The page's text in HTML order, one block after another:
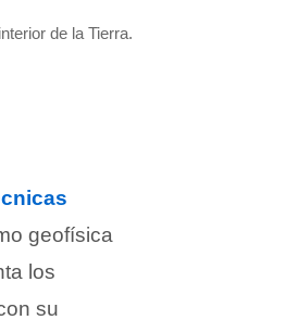
de la Tierra.
geofísica
los
su